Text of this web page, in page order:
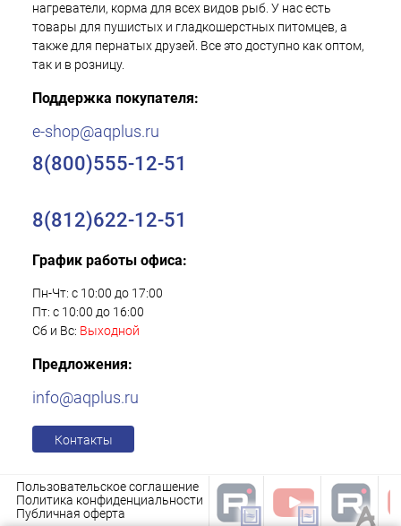
нагреватели, корма для всех видов рыб. У нас есть
товары для пушистых и гладкошерстных питомцев, а
также для пернатых друзей. Все это доступно как оптом,
так и в розницу.
Поддержка покупателя:
e-shop@aqplus.ru
8(800)555-12-51
8(812)622-12-51
График работы офиса:
Пн-Чт: с 10:00 до 17:00
Пт: с 10:00 до 16:00
Сб и Вс: Выходной
Предложения:
info@aqplus.ru
Контакты
Пользовательское соглашение
Политика конфиденциальности
Публичная оферта